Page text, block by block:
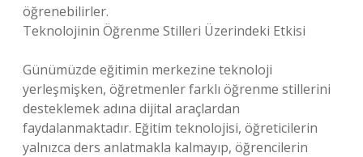
öğrenebilirler.
Teknolojinin Öğrenme Stilleri Üzerindeki Etkisi
Günümüzde eğitimin merkezine teknoloji
yerleşmişken, öğretmenler farklı öğrenme stillerini
desteklemek adına dijital araçlardan
faydalanmaktadır. Eğitim teknolojisi, öğreticilerin
yalnızca ders anlatmakla kalmayıp, öğrencilerin